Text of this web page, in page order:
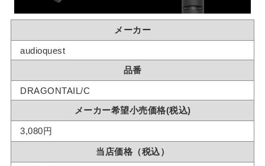
メーカー
audioquest
品番
DRAGONTAIL/C
メーカー希望小売価格(税込)
3,080円
当店価格（税込）